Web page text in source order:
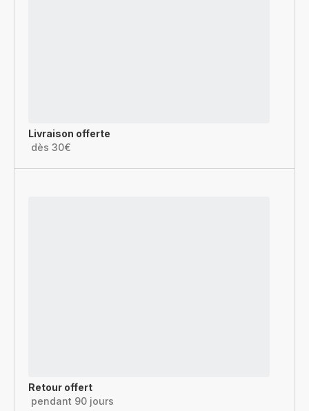
Livraison offerte
dès 30€
Retour offert
pendant 90 jours